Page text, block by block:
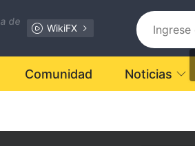
de
WikiFX
Comunidad Noticias